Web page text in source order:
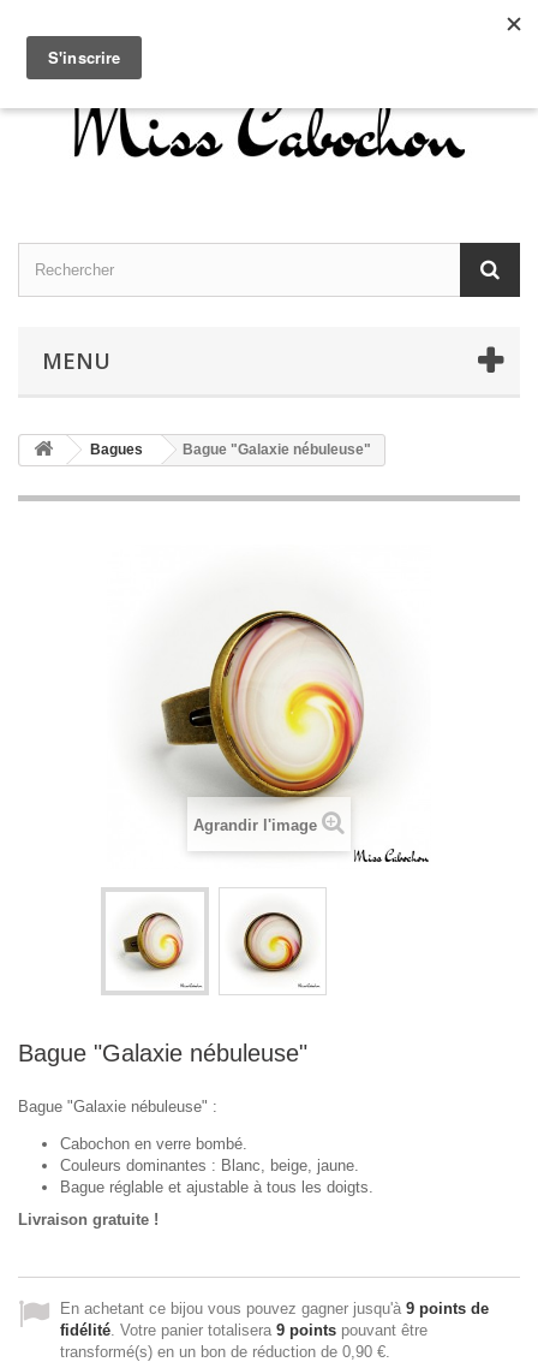
Connexion
MENU
Bagues Bague "Galaxie nébuleuse"
Agrandir l'image
Bague "Galaxie nébuleuse"
Bague "Galaxie nébuleuse" :
Cabochon en verre bombé.
Couleurs dominantes : Blanc, beige, jaune.
Bague réglable et ajustable à tous les doigts.
Livraison gratuite !
En achetant ce bijou vous pouvez gagner jusqu'à 9 points de
fidélité. Votre panier totalisera 9 points pouvant être
transformé(s) en un bon de réduction de 0,90 €.